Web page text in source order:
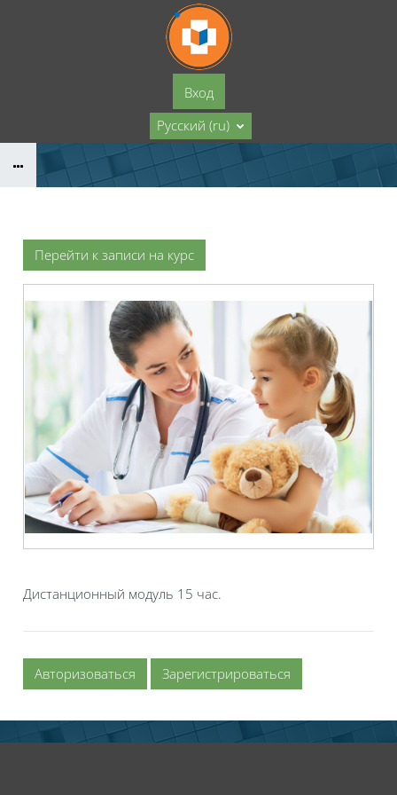
Перейти к основному содержанию
Вход
Русский ‎(ru)‎
Перейти к записи на курс
Дистанционный модуль 15 час.
Авторизоваться Зарегистрироваться